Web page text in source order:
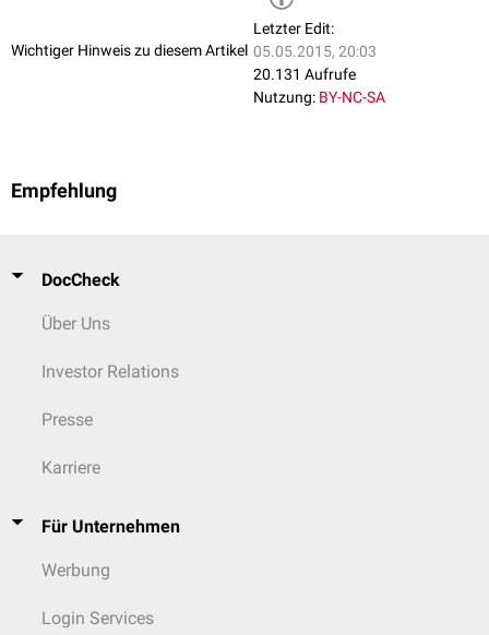
Wichtiger Hinweis zu diesem Artikel
Letzter Edit:
05.05.2015, 20:03
20.131 Aufrufe
Nutzung: BY-NC-SA
Empfehlung
DocCheck
Über Uns
Investor Relations
Presse
Karriere
Für Unternehmen
Werbung
Login Services